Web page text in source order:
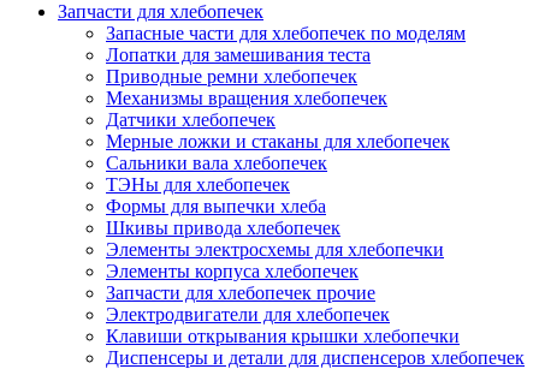
Запчасти для хлебопечек
Запасные части для хлебопечек по моделям
Лопатки для замешивания теста
Приводные ремни хлебопечек
Механизмы вращения хлебопечек
Датчики хлебопечек
Мерные ложки и стаканы для хлебопечек
Сальники вала хлебопечек
ТЭНы для хлебопечек
Формы для выпечки хлеба
Шкивы привода хлебопечек
Элементы электросхемы для хлебопечки
Элементы корпуса хлебопечек
Запчасти для хлебопечек прочие
Электродвигатели для хлебопечек
Клавиши открывания крышки хлебопечки
Диспенсеры и детали для диспенсеров хлебопечек